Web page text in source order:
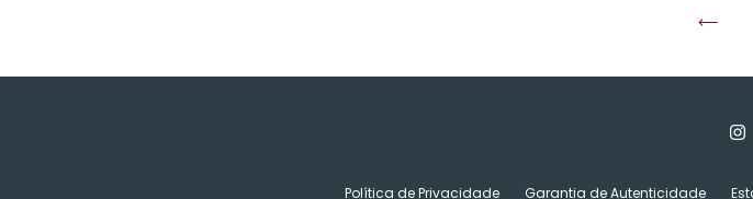
Política de Privacidade Garantia de Autenticidade